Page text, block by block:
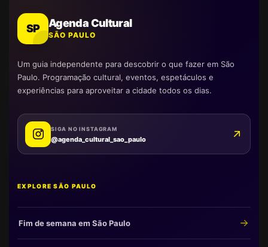
SP Agenda Cultural
SÃO PAULO
Um guia independente para descobrir o que fazer em São
Paulo. Programação cultural, eventos, espetáculos e
experiências para aproveitar a cidade todos os dias.
SIGA NO INSTAGRAM
@agenda_cultural_sao_paulo
EXPLORE SÃO PAULO
Fim de semana em São Paulo